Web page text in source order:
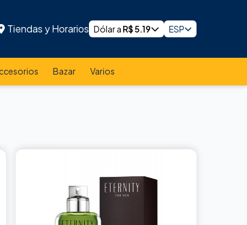
Tiendas y Horarios Dólar a R$5.19 ESP
Bazar Varios